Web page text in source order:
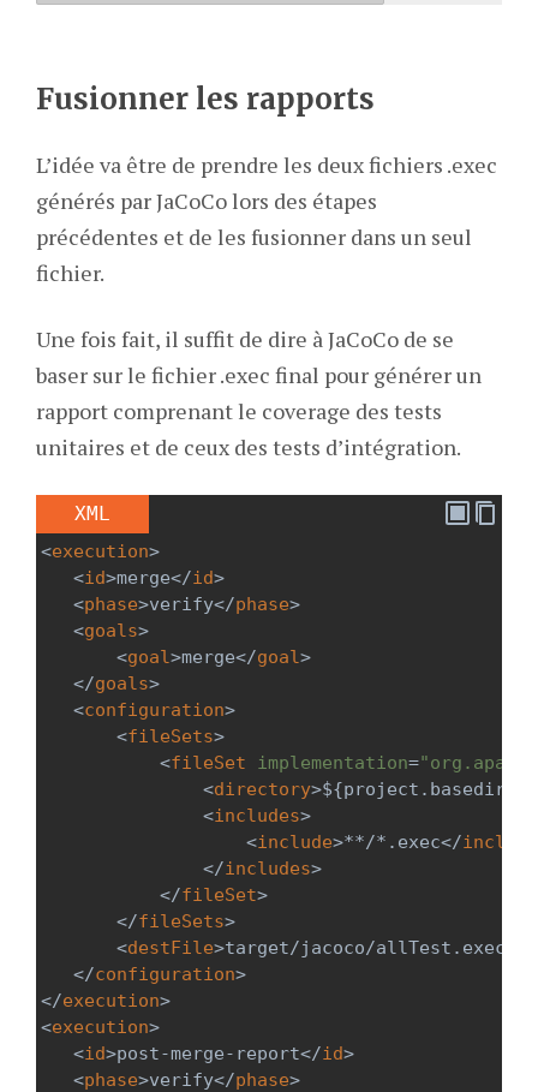
Fusionner les rapports
L’idée va être de prendre les deux fichiers .exec
générés par JaCoCo lors des étapes
précédentes et de les fusionner dans un seul
fichier.
Une fois fait, il suffit de dire à JaCoCo de se
baser sur le fichier .exec final pour générer un
rapport comprenant le coverage des tests
unitaires et de ceux des tests d’intégration.
XML
<execution>
<id>merge</id>
<phase>verify</phase>
<goals>
<goal>merge</goal>
</goals>
<configuration>
<fileSets>
<fileSet implementation=
<directory>${project.basedir}
<includes>
<include>**/*.exec</include
</includes>
</fileSet>
</fileSets>
<destFile>target/jacoco/allTest.exec
</configuration>
</execution>
<execution>
<id>post-merge-report</id>
<phase>verify</phase>